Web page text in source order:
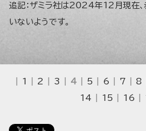
追記：ザミラ社は2024年12月現在、
いないようです。
1 2 3 4 5 6 7 8
14
15 16